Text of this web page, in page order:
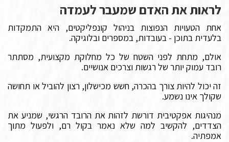
לראות את האדם שמעבר לעמדה
אחת הטעויות הנפוצות בניהול קונפליקטים, היא התמקדות
בלעדית בתוכן - בעובדות, במספרים ובלוגיקה.
אולם, מתחת לפני השטח של כל מחלוקת מקצועית, מסתתר
רובד עמוק יותר של רגשות וצרכים אנושיים.
זה יכול להיות צורך בהכרה, חשש מכישלון, רצון להוביל או תחושה
שקולך אינו נשמע.
מנהיגות אפקטיבית דורשת לזהות את הרובד הרגשי, שמניע את
הצדדים, להקשיב למה שלא נאמר בקול רם, ולפעול מתוך
אמפתיה.